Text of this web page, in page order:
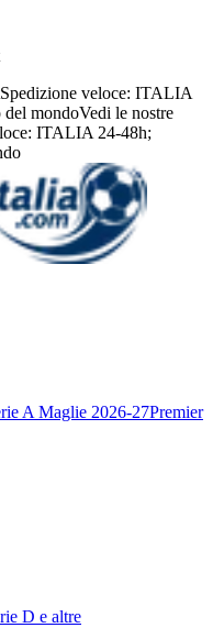
Spedizione veloce: ITALIA
del mondoVedi le nostre
ITALIA 24-48h;
A Maglie 2026-27Premier
D e altre